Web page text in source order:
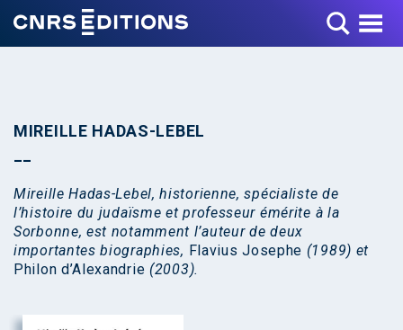
Toggle Menu
MIREILLE HADAS-LEBEL
Mireille Hadas-Lebel, historienne, spécialiste de
l’histoire du judaïsme et professeur émérite à la
Sorbonne, est notamment l’auteur de deux
importantes biographies, Flavius Josephe (1989) et
Philon d’Alexandrie (2003).